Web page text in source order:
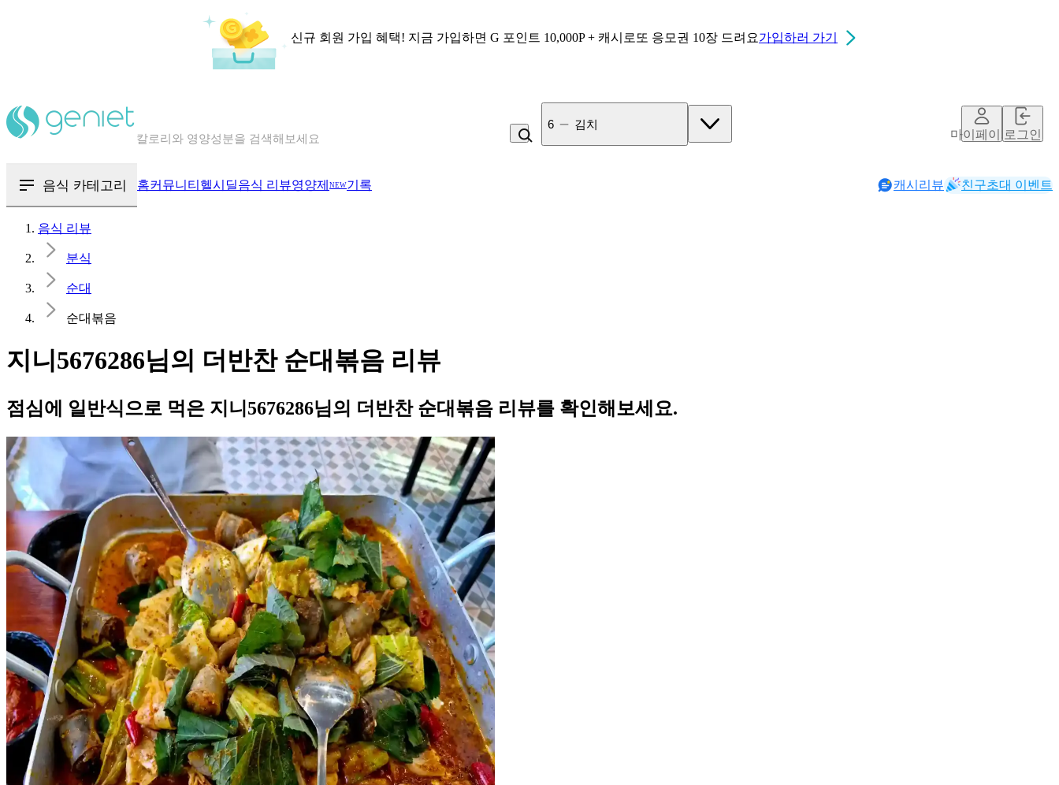
신규 회원 가입 혜택! 지금 가입하면 G 포인트 10,000P + 캐시로또 응모권 10장 드려요가입하러 가기
혈당 · 다이어트 음식 검색해보세요
7 비_플레인 쿽
마이페이지로그인
음식 카테고리 홈커뮤니티 헬시딜음식 리뷰영양제 NEW기록 캐시리뷰 친구초대 이벤트
음식 리뷰
분식
순대
순대볶음
지니5676286님의 더반찬 순대볶음 리뷰
점심에 일반식으로 먹은 지니5676286님의 더반찬 순대볶음 리뷰를 확인해보세요.